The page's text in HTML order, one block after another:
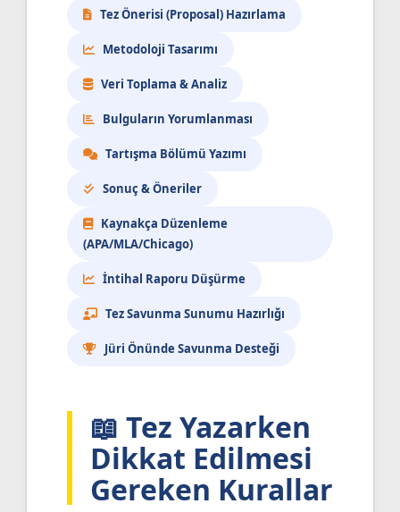
Tez Önerisi (Proposal) Hazırlama
Metodoloji Tasarımı
Veri Toplama & Analiz
Bulguların Yorumlanması
Tartışma Bölümü Yazımı
Sonuç & Öneriler
Kaynakça Düzenleme
(APA/MLA/Chicago)
İntihal Raporu Düşürme
Tez Savunma Sunumu Hazırlığı
Jüri Önünde Savunma Desteği
📖 Tez Yazarken
Dikkat Edilmesi
Gereken Kurallar